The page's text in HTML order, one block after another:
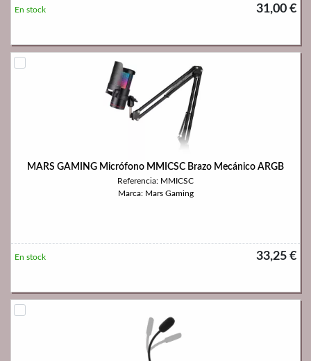
31,00 €
En stock
MARS GAMING Micrófono MMICSC Brazo Mecánico ARGB
Referencia: MMICSC
Marca: Mars Gaming
33,25 €
En stock